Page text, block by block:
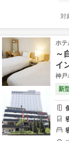
対
ホテ
～
イ
神戸
新